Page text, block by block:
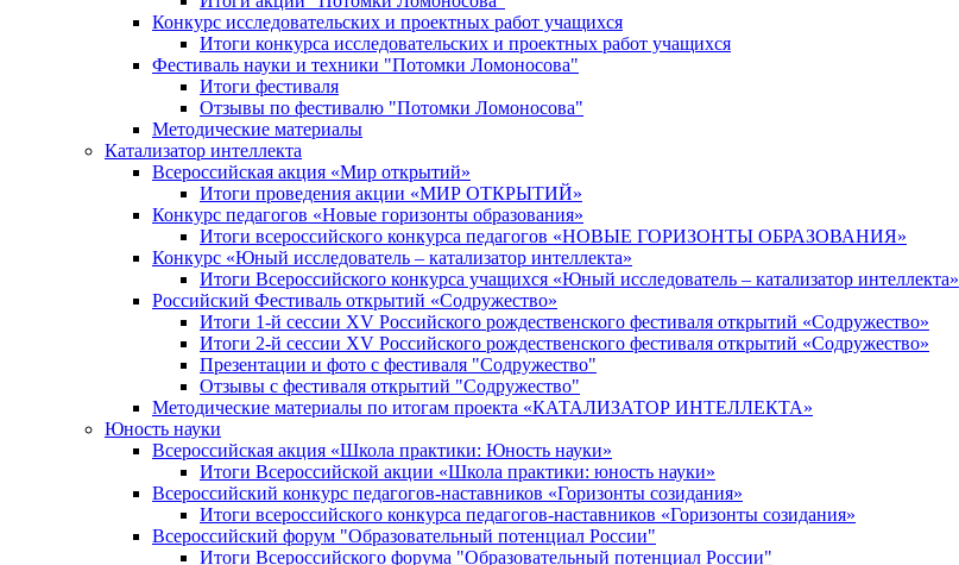
Конкурс исследовательских и проектных работ учащихся
Итоги конкурса исследовательских и проектных работ учащихся
Фестиваль науки и техники "Потомки Ломоносова"
Итоги фестиваля
Отзывы по фестивалю "Потомки Ломоносова"
Методические материалы
Катализатор интеллекта
Всероссийская акция «Мир открытий»
Итоги проведения акции «МИР ОТКРЫТИЙ»
Конкурс педагогов «Новые горизонты образования»
Итоги всероссийского конкурса педагогов «НОВЫЕ ГОРИЗОНТЫ ОБРАЗОВАНИЯ»
Конкурс «Юный исследователь – катализатор интеллекта»
Итоги Всероссийского конкурса учащихся «Юный исследователь – катализатор интеллекта»
Российский Фестиваль открытий «Содружество»
Итоги 1-й сессии XV Российского рождественского фестиваля открытий «Содружество»
Итоги 2-й сессии XV Российского рождественского фестиваля открытий «Содружество»
Презентации и фото с фестиваля "Содружество"
Отзывы с фестиваля открытий "Содружество"
Методические материалы по итогам проекта «КАТАЛИЗАТОР ИНТЕЛЛЕКТА»
Юность науки
Всероссийская акция «Школа практики: Юность науки»
Итоги Всероссийской акции «Школа практики: юность науки»
Всероссийский конкурс педагогов-наставников «Горизонты созидания»
Итоги всероссийского конкурса педагогов-наставников «Горизонты созидания»
Всероссийский форум "Образовательный потенциал России"
Итоги Всероссийского форума "Образовательный потенциал России"